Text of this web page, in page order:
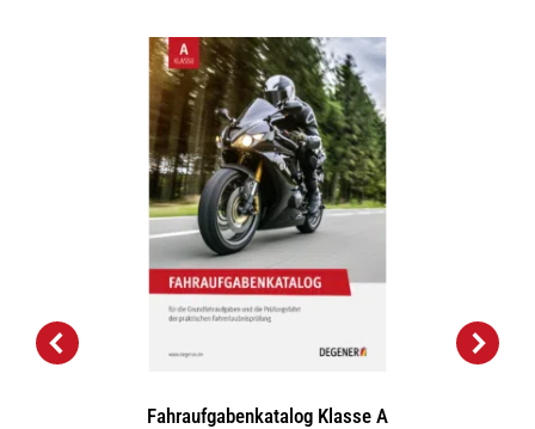
Fahraufgabenkatalog Klasse A